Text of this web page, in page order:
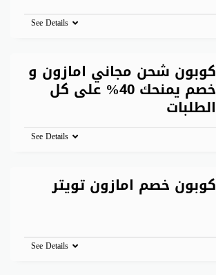
See Details
كوبون شحن مجاني امازون و
خصم يمنحك 40% على كل
الطلبات
See Details
كوبون خصم امازون تويتر
See Details